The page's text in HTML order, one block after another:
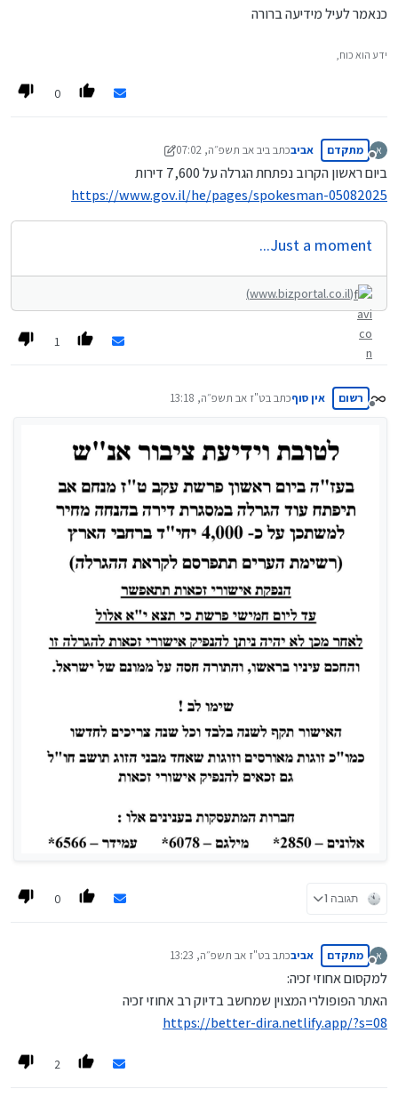
החרדיות אלא רק להשקעה, זה לא בשורה כ"כ גדולהכנאמר לעיל מידיעה ברורה
ידע הוא כוח,
0
א
מנותק
מתקדם אביבכתב ביב אב תשפ״ה, 07:02
נערך לאחרונה על ידי אביביב סיוון תשפ״ה, 07:05
ביום ראשון הקרוב נפתחת הגרלה על 7,600 דירות
https://www.gov.il/he/pages/spokesman-05082025
Just a moment...
(www.bizportal.co.il)
1
מנותק
רשום אין סוףכתב בט"ז אב תשפ״ה, 13:18
נערך לאחרונה על ידי
תגובה 1 0
א
מנותק
מתקדם אביבכתב בט"ז אב תשפ״ה, 13:23
נערך לאחרונה על ידי
למקסום אחוזי זכיה:
האתר הפופולרי המצוין שמחשב בדיוק רב אחוזי זכיה
https://better-dira.netlify.app/?s=08
2